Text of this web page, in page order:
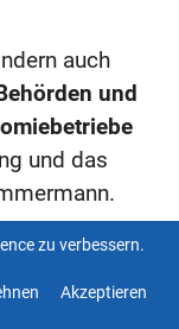
auch
und
und das
der
optisch
zu verbessern.
Akzeptieren